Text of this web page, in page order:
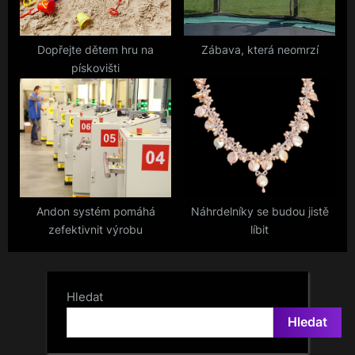
Dopřejte dětem hru na
pískovišti
Zábava, která neomrzí
Andon systém pomáhá
zefektivnit výrobu
Náhrdelníky se budou jistě
líbit
Hledat
Hledat